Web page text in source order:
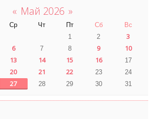
« Май 2026 »
Ср Чт Пт Сб
Вс
1
2
3
6 7 8 9
10
13 14 15 16 17
20 21 22 23 24
27 28 29 30 31